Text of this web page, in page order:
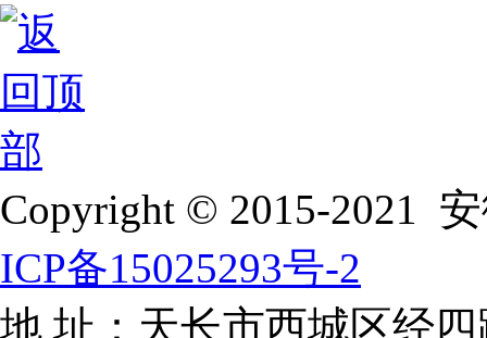
Copyright © 2015-2021
ICP备15025293号-2
地 址：天长市西城区经四